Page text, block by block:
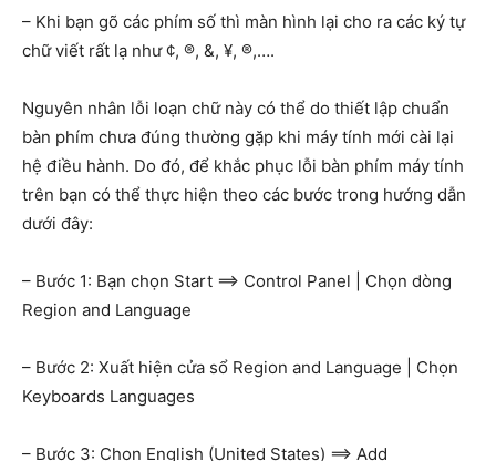
– Khi bạn gõ các phím số thì màn hình lại cho ra các ký tự
chữ viết rất lạ như ¢, ®, &, ¥, ®,….
Nguyên nhân lỗi loạn chữ này có thể do thiết lập chuẩn
bàn phím chưa đúng thường gặp khi máy tính mới cài lại
hệ điều hành. Do đó, để khắc phục lỗi bàn phím máy tính
trên bạn có thể thực hiện theo các bước trong hướng dẫn
dưới đây:
– Bước 1: Bạn chọn Start ==> Control Panel | Chọn dòng
Region and Language
– Bước 2: Xuất hiện cửa sổ Region and Language | Chọn
Keyboards Languages
– Bước 3: Chọn English (United States) ==> Add